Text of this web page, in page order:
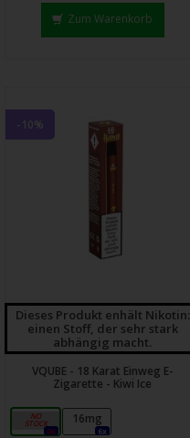
Zum Warenkorb
-10%
Dieses Produkt enhält Nikotin:
einen Stoff, der sehr stark
abhängig macht.
VQUBE - 18 Karat Einweg E-
Zigarette - Kiwi Ice
0mg
0x
16mg
6x